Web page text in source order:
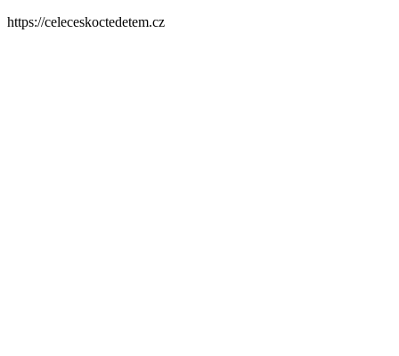
https://celeceskoctedetem.cz